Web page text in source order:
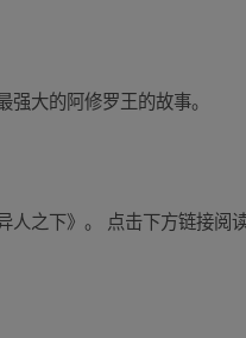
大的阿修罗王的故事。
之下》。 点击下方链接阅